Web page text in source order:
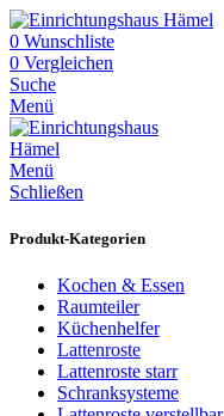
0 Wunschliste
0 Vergleichen
Suche
Menü
Menü
Schließen
Produkt-Kategorien
Kochen & Essen
Raumteiler
Küchenhelfer
Lattenroste
Lattenroste starr
Schranksysteme